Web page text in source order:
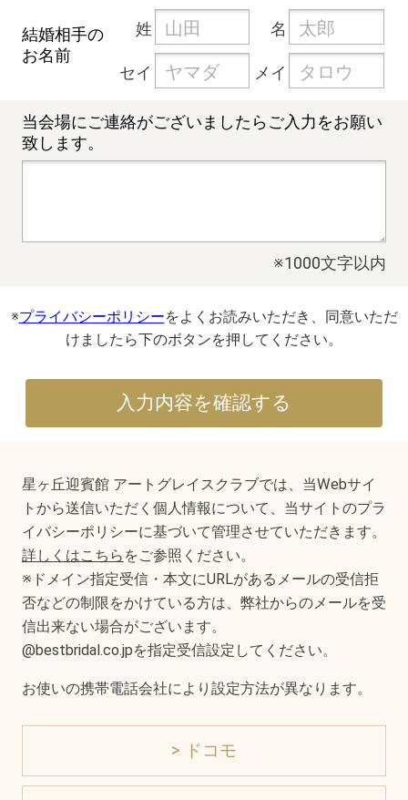
結婚相手の
お名前
姓 名
セイ メイ
当会場にご連絡がございましたらご入力をお願い
致します。
※1000文字以内
※プライバシーポリシーをよくお読みいただき、同意いただ
けましたら下のボタンを押してください。
星ヶ丘迎賓館 アートグレイスクラブでは、当Webサイ
トから送信いただく個人情報について、当サイトのプラ
イバシーポリシーに基づいて管理させていただきます。
詳しくはこちら をご参照ください。
※ドメイン指定受信・本文にURLがあるメールの受信拒
否などの制限をかけている方は、弊社からのメールを受
信出来ない場合がございます。
@bestbridal.co.jpを指定受信設定してください。
お使いの携帯電話会社により設定方法が異なります。
> ドコモ